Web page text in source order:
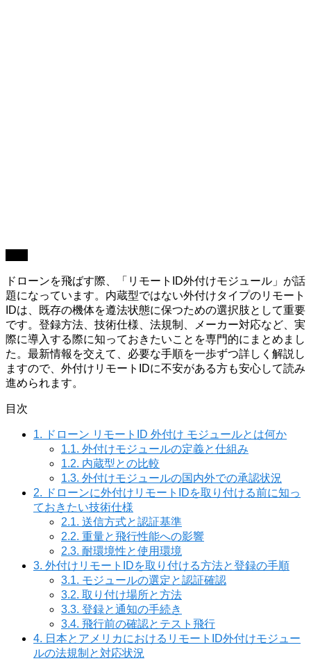
ドローンを飛ばす際、「リモートID外付けモジュール」が話
題になっています。内蔵型ではない外付けタイプのリモート
IDは、既存の機体を遵法状態に保つための選択肢として重要
です。登録方法、技術仕様、法規制、メーカー対応など、実
際に導入する際に知っておきたいことを専門的にまとめまし
た。最新情報を交えて、必要な手順を一歩ずつ詳しく解説し
ますので、外付けリモートIDに不安がある方も安心して読み
進められます。
目次
1. ドローン リモートID 外付け モジュールとは何か
1.1. 外付けモジュールの定義と仕組み
1.2. 内蔵型との比較
1.3. 外付けモジュールの国内外での承認状況
2. ドローンに外付けリモートIDを取り付ける前に知っ
ておきたい技術仕様
2.1. 送信方式と認証基準
2.2. 重量と飛行性能への影響
2.3. 耐環境性と使用環境
3. 外付けリモートIDを取り付ける方法と登録の手順
3.1. モジュールの選定と認証確認
3.2. 取り付け場所と方法
3.3. 登録と通知の手続き
3.4. 飛行前の確認とテスト飛行
4. 日本とアメリカにおけるリモートID外付けモジュー
ルの法規制と対応状況